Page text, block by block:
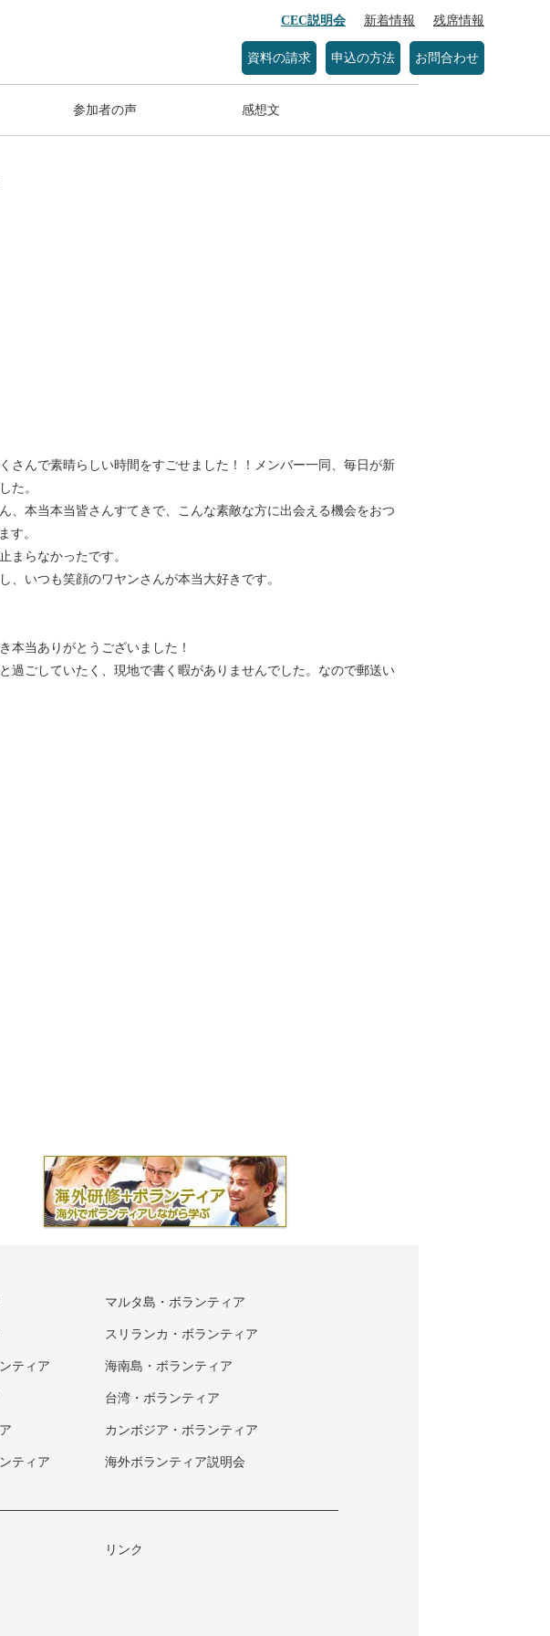
CEC説明会 新着情報 残席情報
資料の請求 申込の方法 お問合わせ
参加者の声 感想文
さんで素晴らしい時間をすごせました！！メンバー一同、毎日が新
た。
、本当本当皆さんすてきで、こんな素敵な方に出会える機会をおつ
す。
まらなかったです。
、いつも笑顔のワヤンさんが本当大好きです。
本当ありがとうございました！
過ごしていたく、現地で書く暇がありませんでした。なので郵送い
ティア
ティア
マルタ島・ボランティア
スリランカ・ボランティア
海南島・ボランティア
台湾・ボランティア
カンボジア・ボランティア
海外ボランティア説明会
リンク